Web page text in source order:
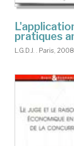
pratiques
L.G.D.J. . Paris, 2008